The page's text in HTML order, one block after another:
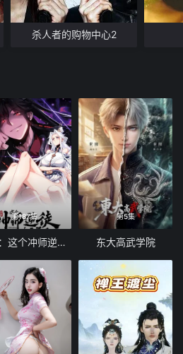
59 60
63
75 76
79 80
83 84
88
95 96
100
103 104
108
杀人者的购物中心2
第187集
师尊：这个冲师逆徒才不是圣子 动态漫画
第5集
东大高武学院